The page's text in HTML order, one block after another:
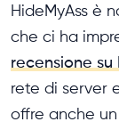
HideMyAss è
che ci ha
recensione su
rete di server
offre anche un